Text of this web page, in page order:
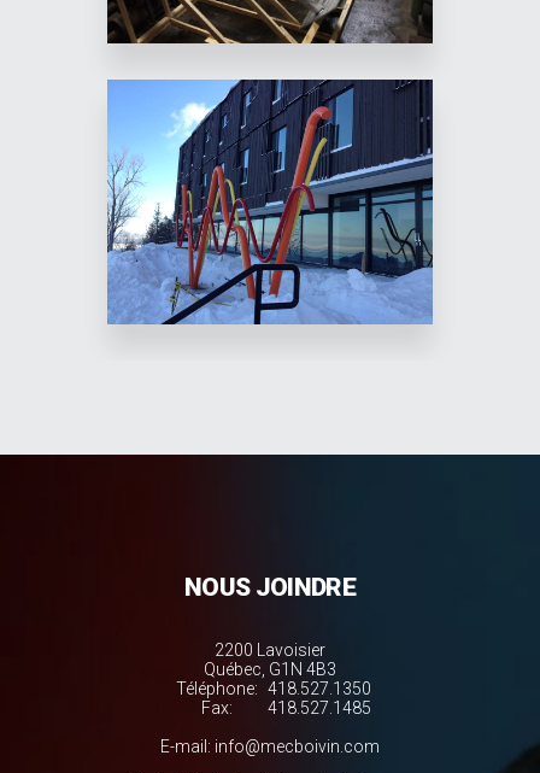
NOUS JOINDRE
2200 Lavoisier
Québec, G1N 4B3
Téléphone: 418.527.1350
Fax:
418.527.1485
E-mail: info@mecboivin.com